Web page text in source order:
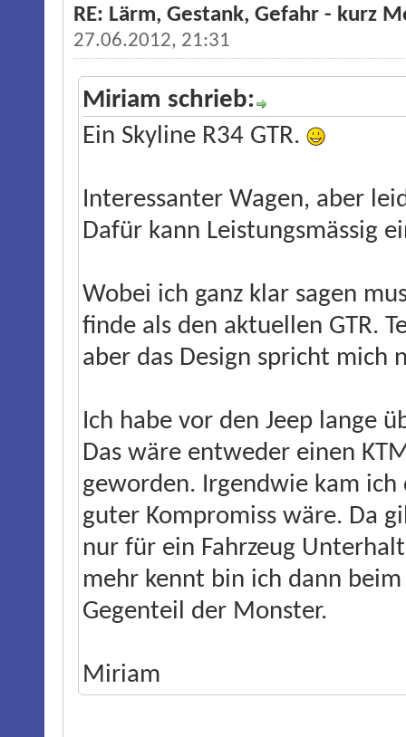
RE: Lärm, Gestank, Gefahr - kurz
27.06.2012, 21:31
Miriam schrieb:
Ein Skyline R34 GTR.
Interessanter Wagen, aber
Dafür kann Leistungsmässig
Wobei ich ganz klar sagen
finde als den aktuellen GTR.
aber das Design spricht mich
Ich habe vor den Jeep lange
Das wäre entweder einen
geworden. Irgendwie kam ich
guter Kompromiss wäre. Da
nur für ein Fahrzeug
mehr kennt bin ich dann
Gegenteil der Monster.
Miriam